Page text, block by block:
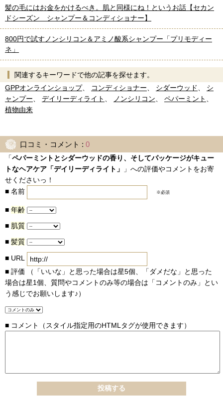
髪の毛にはお金をかけるべき。肌と同様にね！というお話【セカン
ドシーズン シャンプー＆コンディショナー】
800円で試すノンシリコン＆アミノ酸系シャンプー「プリモディー
ネ」
関連するキーワードで他の記事を探せます。
GPPオンラインショップ、 コンディショナー シダーウッド
シ
ャンプー
デイリーディライト ノンシリコン ペパーミント
植物由来
口コミ・コメント : 0
「ペパーミントとシダーウッドの香り、そしてパッケージがキュー
トなヘアケア「デイリーディライト」
」への評価やコメントをお寄
せくださいっ！
■ 名前 ※必須
■ 年齢
■ 肌質
■ 髪質
■ URL
■ 評価 （「いいな」と思った場合は星5個、「ダメだな」と思った
場合は星1個、質問やコメントのみ等の場合は「コメントのみ」とい
う感じでお願いします♪）
■ コメント （スタイル指定用のHTMLタグが使用できます）